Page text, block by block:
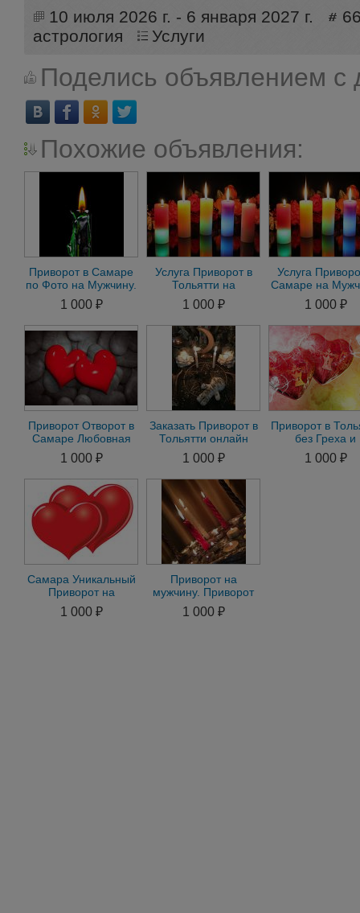
10 июля 2026 г. - 6 января 2027 г.
астрология
Услуги
Поделись объявлением с
Похожие объявления:
Приворот в Самаре
по Фото на Мужчину.
Приворот на
Женщину
1 000 ₽
Услуга Приворот в
Тольятти на
Мужчину. Приворот
на Женщину по Фото
1 000 ₽
Услуга
Самаре на
Приворот на
Женщину по
1 000 ₽
Приворот Отворот в
Самаре Любовная
магия по фото
1 000 ₽
Заказать Приворот в
Тольятти онлайн
магия гадание
1 000 ₽
Приворот в
без Греха и
Приворот
1 000 ₽
Самара Уникальный
Приворот на
Мужчину Приворот
на Женщину.
1 000 ₽
Приворот на
мужчину. Приворот
на женщину. Черная
и белая силы,
1 000 ₽